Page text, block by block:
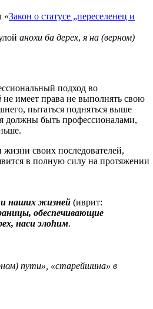
«Закон о статусе „переселенец и
анохи ба дерех, я на (верном)
подход во
не имеет права не выполнять свою
пытаться подняться выше
должны быть профессионалами,
своих последователей,
в полную силу на протяжении
наших жизней (иврит:
обеспечивающие
наси элоhим.
пути», «старейшина» в